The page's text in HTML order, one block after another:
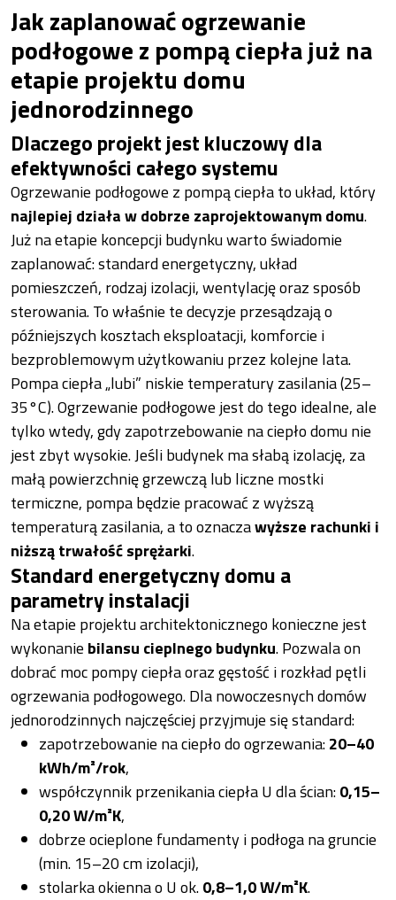
Jak zaplanować ogrzewanie
podłogowe z pompą ciepła już na
etapie projektu domu
jednorodzinnego
Dlaczego projekt jest kluczowy dla
efektywności całego systemu
Ogrzewanie podłogowe z pompą ciepła to układ, który
najlepiej działa w dobrze zaprojektowanym domu.
Już na etapie koncepcji budynku warto świadomie
zaplanować: standard energetyczny, układ
pomieszczeń, rodzaj izolacji, wentylację oraz sposób
sterowania. To właśnie te decyzje przesądzają o
późniejszych kosztach eksploatacji, komforcie i
bezproblemowym użytkowaniu przez kolejne lata.
Pompa ciepła „lubi” niskie temperatury zasilania (25–
35°C). Ogrzewanie podłogowe jest do tego idealne, ale
tylko wtedy, gdy zapotrzebowanie na ciepło domu nie
jest zbyt wysokie. Jeśli budynek ma słabą izolację, za
małą powierzchnię grzewczą lub liczne mostki
termiczne, pompa będzie pracować z wyższą
temperaturą zasilania, a to oznaczawyższe rachunki i
niższą trwałość sprężarki.
Standard energetyczny domu a
parametry instalacji
Na etapie projektu architektonicznego konieczne jest
wykonanie bilansu cieplnego budynku. Pozwala on
dobrać moc pompy ciepła oraz gęstość i rozkład pętli
ogrzewania podłogowego. Dla nowoczesnych domów
jednorodzinnych najczęściej przyjmuje się standard:
zapotrzebowanie na ciepło do ogrzewania:20–40
kWh/m²/rok,
współczynnik przenikania ciepła U dla ścian:0,15–
0,20 W/m²K,
dobrze ocieplone fundamenty i podłoga na gruncie
(min. 15–20 cm izolacji),
stolarka okienna o U ok.0,8–1,0 W/m²K.